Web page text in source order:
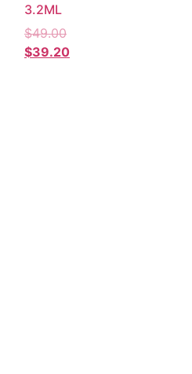
3.2ML
$49.00
$39.20